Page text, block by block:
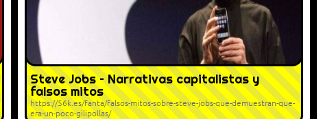
Steve Jobs – Narrativas capitalistas y
falsos mitos
https://56k.es/fanta/falsos-mitos-sobre-steve-jobs-que-demuestran-que-
era-un-poco-gilipollas/